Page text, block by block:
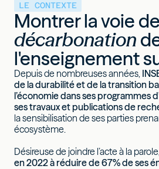
LE CONTEXTE
Montrer la voie
décarbonation
l'enseignement
Depuis de nombreuses années,
de la durabilité et de la transition
l’économie dans ses programmes
ses travaux et publications de
la sensibilisation de ses parties
écosystème.
Désireuse de joindre l’acte à la
en 2022 à réduire de 67% de ses